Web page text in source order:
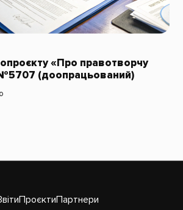
«Про правотворчу
№5707 (доопрацьований)
ПроєктиПартнери